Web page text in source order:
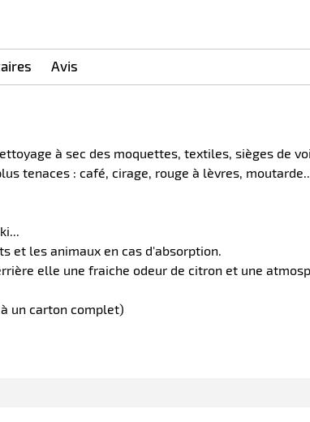
Avis
à sec des moquettes, textiles, sièges de
tenaces : café, cirage, rouge à lèvres,
et les animaux en cas d'absorption.
elle une fraiche odeur de citron et une
un carton complet)